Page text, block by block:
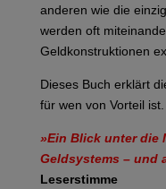
anderen wie die
werden oft
Geldkonstruktionen
Dieses Buch erklärt
für wen von Vorteil ist.
»Ein Blick unter die
Geldsystems – und
Leserstimme